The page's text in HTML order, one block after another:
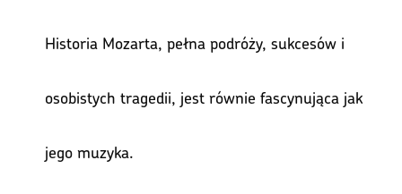
Historia Mozarta, pełna podróży, sukcesów i
osobistych tragedii, jest równie fascynująca jak
jego muzyka.